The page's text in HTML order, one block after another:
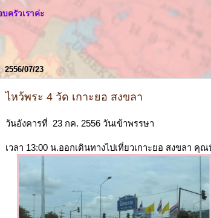
ครัวเราค่ะ
2556/07/23
ไหว้พระ 4 วัด เกาะยอ สงขลา
วันอังคารที่ 23 กค. 2556 วันเข้าพรรษา
เวลา 13:00 น.ออกเดินทางไปเที่ยวเกาะยอ สงขลา